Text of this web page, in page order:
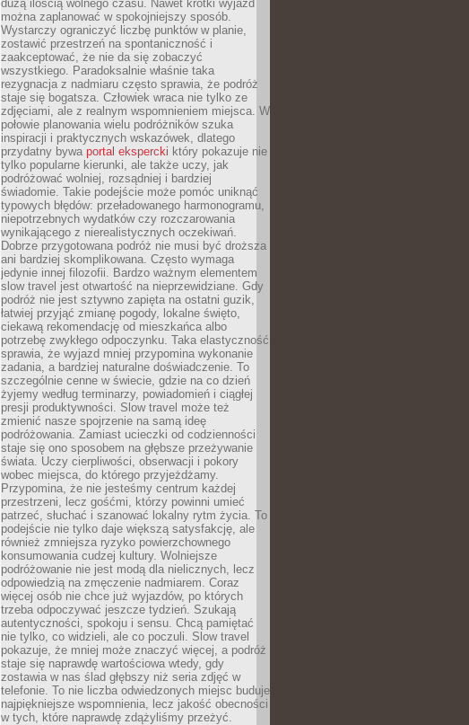
dużą ilością wolnego czasu. Nawet krótki wyjazd
można zaplanować w spokojniejszy sposób.
Wystarczy ograniczyć liczbę punktów w planie,
zostawić przestrzeń na spontaniczność i
zaakceptować, że nie da się zobaczyć
wszystkiego. Paradoksalnie właśnie taka
rezygnacja z nadmiaru często sprawia, że podróż
staje się bogatsza. Człowiek wraca nie tylko ze
zdjęciami, ale z realnym wspomnieniem miejsca. W
połowie planowania wielu podróżników szuka
inspiracji i praktycznych wskazówek, dlatego
przydatny bywa portal ekspercki który pokazuje nie
tylko popularne kierunki, ale także uczy, jak
podróżować wolniej, rozsądniej i bardziej
świadomie. Takie podejście może pomóc uniknąć
typowych błędów: przeładowanego harmonogramu,
niepotrzebnych wydatków czy rozczarowania
wynikającego z nierealistycznych oczekiwań.
Dobrze przygotowana podróż nie musi być droższa
ani bardziej skomplikowana. Często wymaga
jedynie innej filozofii. Bardzo ważnym elementem
slow travel jest otwartość na nieprzewidziane. Gdy
podróż nie jest sztywno zapięta na ostatni guzik,
łatwiej przyjąć zmianę pogody, lokalne święto,
ciekawą rekomendację od mieszkańca albo
potrzebę zwykłego odpoczynku. Taka elastyczność
sprawia, że wyjazd mniej przypomina wykonanie
zadania, a bardziej naturalne doświadczenie. To
szczególnie cenne w świecie, gdzie na co dzień
żyjemy według terminarzy, powiadomień i ciągłej
presji produktywności. Slow travel może też
zmienić nasze spojrzenie na samą ideę
podróżowania. Zamiast ucieczki od codzienności
staje się ono sposobem na głębsze przeżywanie
świata. Uczy cierpliwości, obserwacji i pokory
wobec miejsca, do którego przyjeżdżamy.
Przypomina, że nie jesteśmy centrum każdej
przestrzeni, lecz gośćmi, którzy powinni umieć
patrzeć, słuchać i szanować lokalny rytm życia. To
podejście nie tylko daje większą satysfakcję, ale
również zmniejsza ryzyko powierzchownego
konsumowania cudzej kultury. Wolniejsze
podróżowanie nie jest modą dla nielicznych, lecz
odpowiedzią na zmęczenie nadmiarem. Coraz
więcej osób nie chce już wyjazdów, po których
trzeba odpoczywać jeszcze tydzień. Szukają
autentyczności, spokoju i sensu. Chcą pamiętać
nie tylko, co widzieli, ale co poczuli. Slow travel
pokazuje, że mniej może znaczyć więcej, a podróż
staje się naprawdę wartościowa wtedy, gdy
zostawia w nas ślad głębszy niż seria zdjęć w
telefonie. To nie liczba odwiedzonych miejsc buduje
najpiękniejsze wspomnienia, lecz jakość obecności
w tych, które naprawdę zdążyliśmy przeżyć.